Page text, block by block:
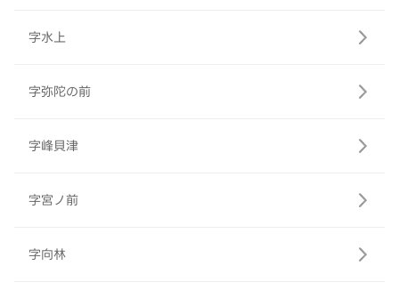
字水上
字弥陀の前
字峰貝津
字宮ノ前
字向林